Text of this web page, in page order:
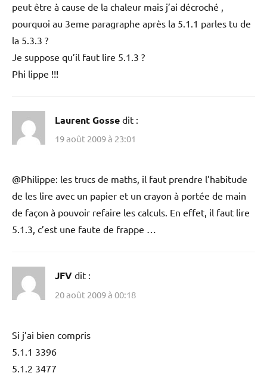
peut être à cause de la chaleur mais j’ai décroché ,
pourquoi au 3eme paragraphe après la 5.1.1 parles tu de
la 5.3.3 ?
Je suppose qu’il faut lire 5.1.3 ?
Phi lippe !!!
Laurent Gosse dit :
19 août 2009 à 23:01
@Philippe: les trucs de maths, il faut prendre l’habitude
de les lire avec un papier et un crayon à portée de main
de façon à pouvoir refaire les calculs. En effet, il faut lire
5.1.3, c’est une faute de frappe …
JFV dit :
20 août 2009 à 00:18
Si j’ai bien compris
5.1.1 3396
5.1.2 3477